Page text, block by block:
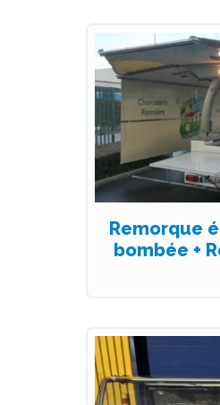
Remorque
bombée +